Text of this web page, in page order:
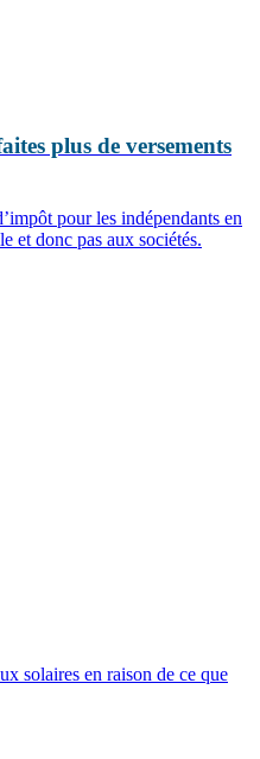
plus de versements
pour les indépendants en
et donc pas aux sociétés.
solaires en raison de ce que